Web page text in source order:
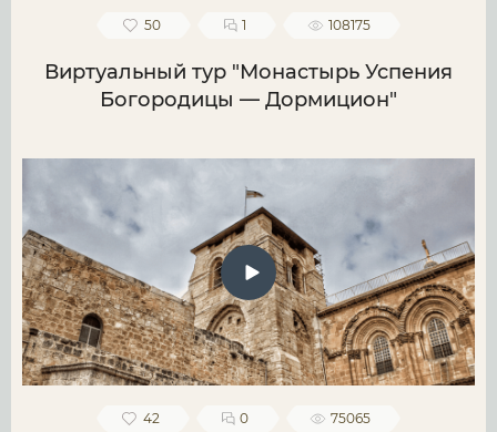
50 1 108175
Виртуальный тур "Монастырь Успения
Богородицы — Дормицион"
42 0 75065